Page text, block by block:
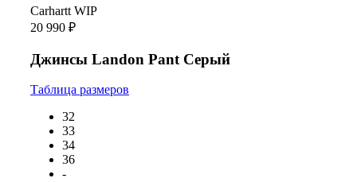
Carhartt WIP
20 990 ₽
Джинсы Landon Pant Серый
Таблица размеров
32
33
34
36
-